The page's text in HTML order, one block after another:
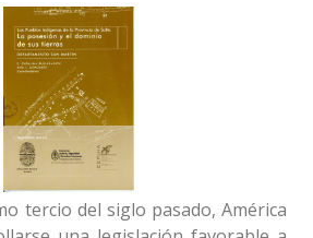
tercio del siglo pasado, América